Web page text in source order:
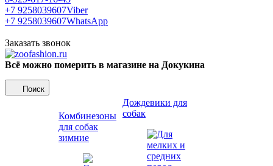
+7 9258039607Viber
+7 9258039607WhatsApp
Заказать звонок
Всё можно померить в магазине на Докукина
Поиск
Комбинезоны
для собак
зимние
Дождевики для
собак